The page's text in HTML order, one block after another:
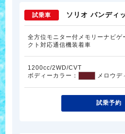
試乗車 ソリオ バンディ
全方位モニター付メモリーナビゲ
クト対応通信機装着車
1200cc/2WD/CVT
ボディーカラー：
メロウデ
試乗予約